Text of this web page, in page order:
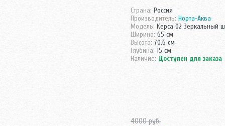
Страна: Россия
Производитель: Норта-Аква
Модель: Керса 02 Зеркальный
Ширина: 65 см
Высота: 70.6 см
Глубина: 15 см
Наличие: Доступен для заказа
4000 руб.